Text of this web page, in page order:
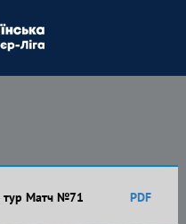
тур Матч №71 PDF